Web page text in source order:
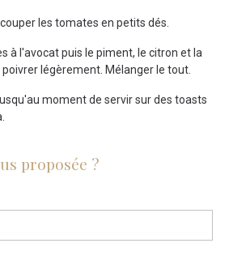
couper les tomates en petits dés.
à l'avocat puis le piment, le citron et la
légèrement. Mélanger le tout.
moment de servir sur des toasts
proposée ?